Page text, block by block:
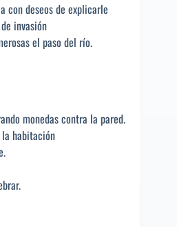
con deseos de explicarle
invasión
el paso del río.
monedas contra la pared.
habitación